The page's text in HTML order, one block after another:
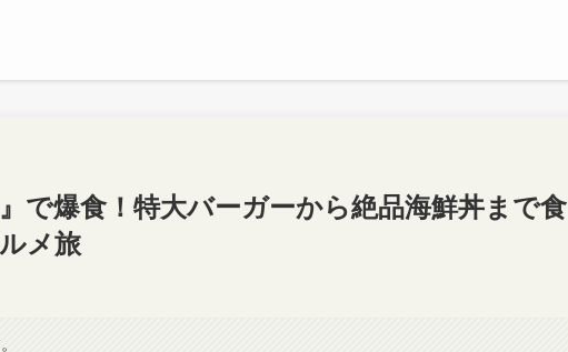
で爆食！特大バーガーから絶品海鮮丼まで食
メ旅